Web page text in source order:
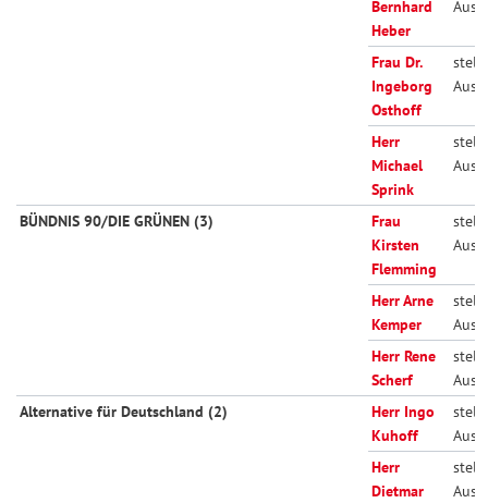
Bernhard
Heber
Frau Dr.
Ingeborg
Osthoff
Herr
Michael
Sprink
BÜNDNIS 90/DIE GRÜNEN (3)
Frau
Kirsten
Flemming
Herr Arne
Kemper
Herr Rene
Scherf
Alternative für Deutschland (2)
Herr Ingo
Kuhoff
Herr
Dietmar